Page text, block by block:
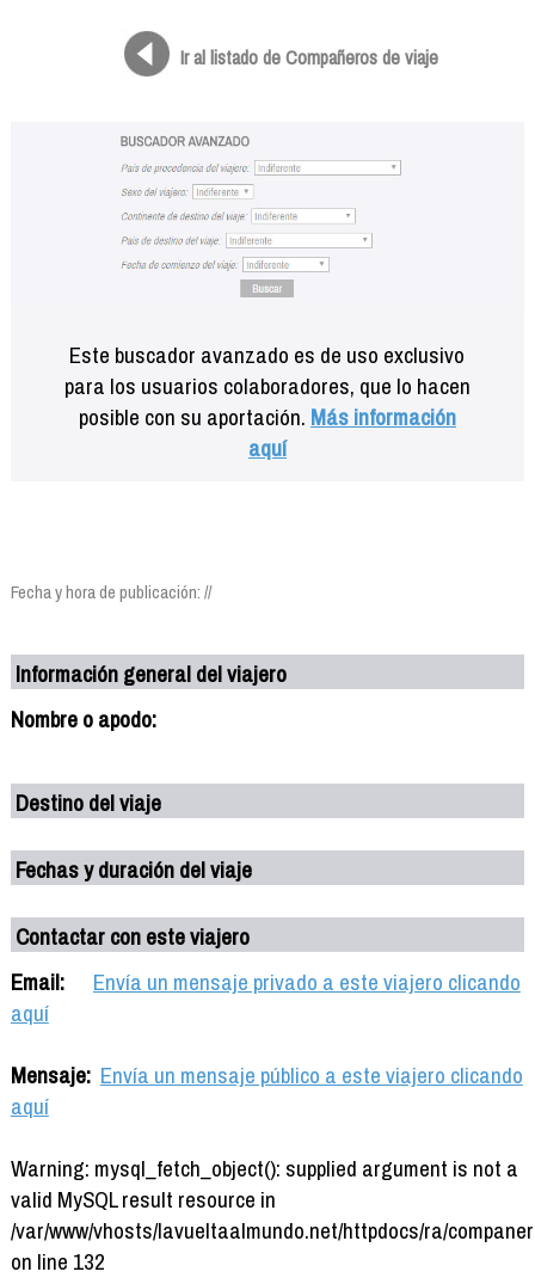
Ir al listado de Compañeros de viaje
Este buscador avanzado es de uso exclusivo
para los usuarios colaboradores, que lo hacen
posible con su aportación. Más información
aquí
Fecha y hora de publicación: //
Información general del viajero
Nombre o apodo:
Destino del viaje
Fechas y duración del viaje
Contactar con este viajero
Email:
Envía un mensaje privado a este viajero clicando
aquí
Mensaje: Envía un mensaje público a este viajero clicando
aquí
Warning: mysql_fetch_object(): supplied argument is not a
valid MySQL result resource in
/var/www/vhosts/lavueltaalmundo.net/httpdocs/ra/
on line 132